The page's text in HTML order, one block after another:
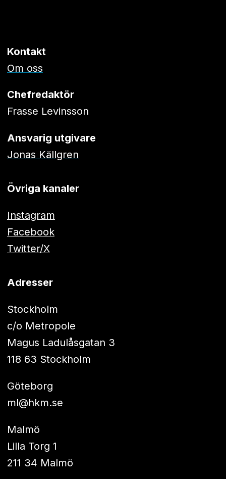
Kontakt
Om oss
Chefredaktör
Frasse Levinsson
Ansvarig utgivare
Jonas Källgren
Övriga kanaler
Instagram
Facebook
Twitter/X
Adresser
Stockholm
c/o Metropole
Magus Ladulåsgatan 3
118 63 Stockholm
Göteborg
ml@hkm.se
Malmö
Lilla Torg 1
211 34 Malmö